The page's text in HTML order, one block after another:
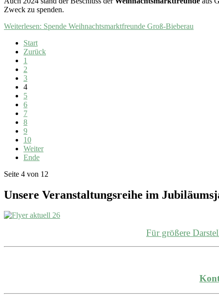
Zweck zu spenden.
Weiterlesen: Spende Weihnachtsmarktfreunde Groß-Bieberau
Start
Zurück
1
2
3
4
5
6
7
8
9
10
Weiter
Ende
Seite 4 von 12
Unsere Veranstaltungsreihe im
Für größere